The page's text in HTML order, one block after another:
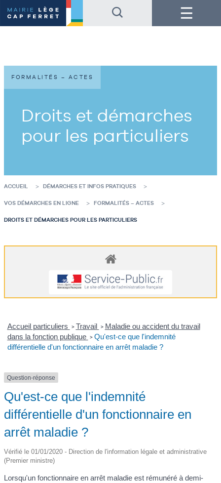
au
contenu
de
au
pied
de
Menu
Droits et démarches
pour les particuliers
FORMALITÉS – ACTES
ACCUEIL DÉMARCHES ET INFOS PRATIQUES
VOS DÉMARCHES EN LIGNE FORMALITÉS – ACTES
DROITS ET DÉMARCHES POUR LES PARTICULIERS
Accueil particuliers > Travail > Maladie ou accident du travail
dans la fonction publique > Qu'est-ce que l'indemnité
différentielle d'un fonctionnaire en arrêt maladie ?
Question-réponse
Qu'est-ce que l'indemnité
différentielle d'un fonctionnaire en
arrêt maladie ?
Vérifié le 01/01/2020 - Direction de l'information légale et administrative
(Premier ministre)
Lorsqu'un fonctionnaire en arrêt maladie est rémunéré à demi-